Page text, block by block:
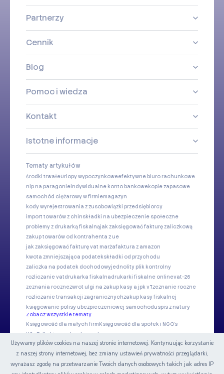
Partnerzy
Cennik
Blog
Pomoc i wiedza
Kontakt
Istotne informacje
Tematy artykułów
środki trwałeUrlopy wypoczynkoweefektywne biuro rachunkowe
nip na paragonieindywidualne konto bankowekopie zapasowe
samochód ciężarowy w firmiemagazyn
kody wyrejestrowania z zusobowiązki przedsiębiorcy
import towarów z chinskładki na ubezpieczenie społeczne
problemy z drukarką fiskalnąjak zaksięgować fakturę zaliczkową
zakup towarów od kontrahenta z ue
jak zaksięgować fakturę vat marżafaktura z amazon
kwota zmniejszająca podatekskładki od przychodu
zaliczka na podatek dochodowyjednolity plik kontrolny
rozliczanie vatdrukarka fiskalnadrukarki fiskalne onlinevat-26
zeznania rocznezwrot ulgi na zakup kasy a jpk v7zeznanie roczne
rozliczanie transakcji zagranicznychzakup kasy fiskalnej
księgowanie polisy ubezpieczeniowej samochoduspis z natury
Zobacz wszystkie tematy
Księgowość dla małych firmKsięgowość dla spółek i NGO's
KSeF dla biur rachunkowych
Nasze serwisy
Używamy plików cookies na naszej stronie internetowej. Kontynuując korzystanie
z naszej strony internetowej, bez zmiany ustawień prywatności przeglądarki,
wyrażasz zgodę na przetwarzanie Twoich danych osobowych takich jak adres IP